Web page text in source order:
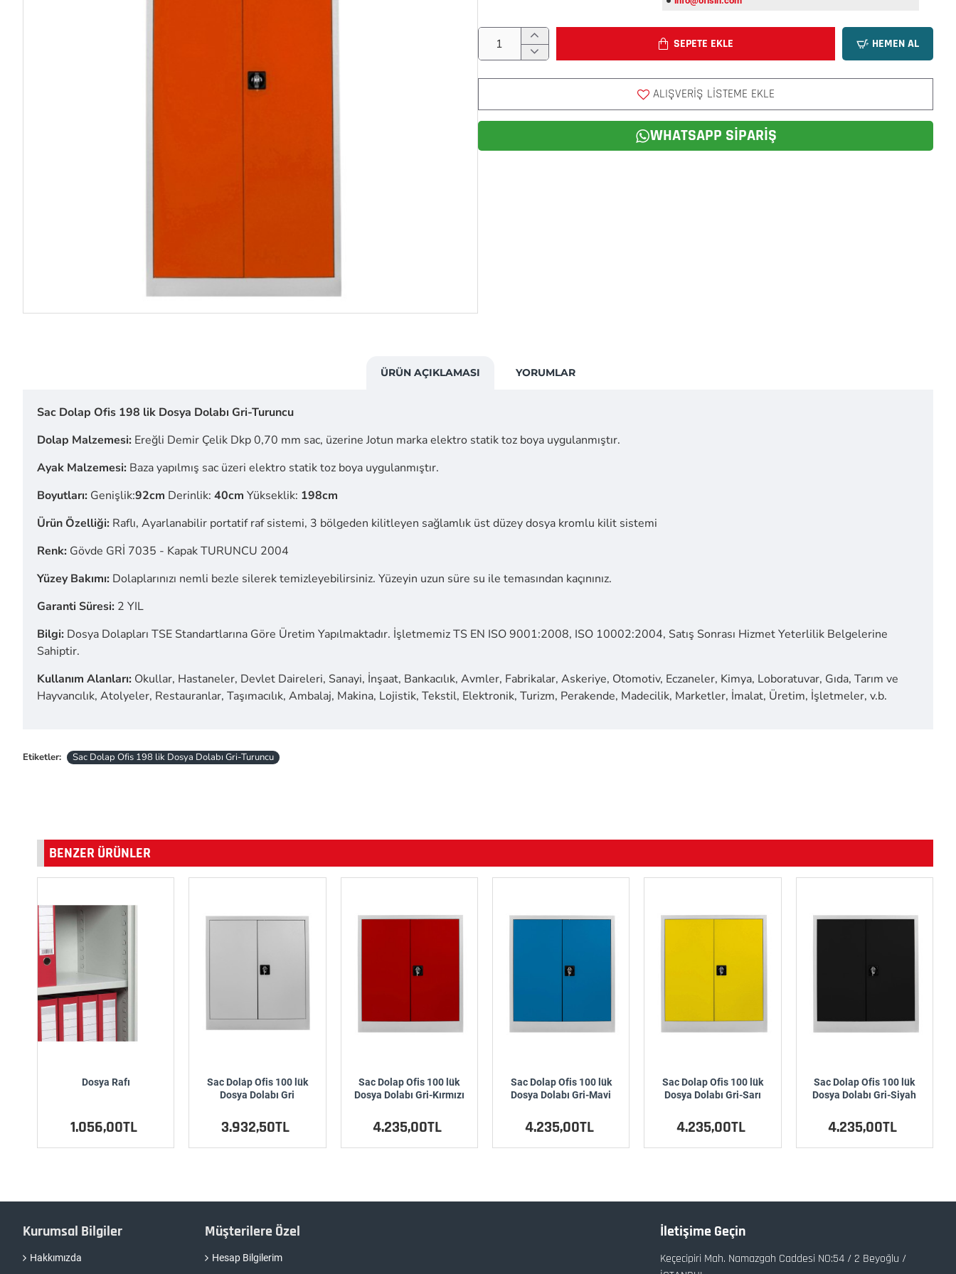
SEPETE EKLE HEMEN AL
ALIŞVERIŞ LISTEME EKLE
WHATSAPP SIPARIŞ
ÜRÜN AÇIKLAMASI YORUMLAR
Sac Dolap Ofis 198 lik Dosya Dolabı Gri-Turuncu
Dolap Malzemesi: Ereğli Demir Çelik Dkp 0,70 mm sac, üzerine Jotun marka elektro statik toz boya uygulanmıştır.
Ayak Malzemesi: Baza yapılmış sac üzeri elektro statik toz boya uygulanmıştır.
Boyutları: Genişlik:92cm Derinlik: 40cm Yükseklik: 198cm
Ürün Özelliği: Raflı, Ayarlanabilir portatif raf sistemi, 3 bölgeden kilitleyen sağlamlık üst düzey dosya kromlu kilit sistemi
Renk: Gövde GRİ 7035 - Kapak TURUNCU 2004
Yüzey Bakımı: Dolaplarınızı nemli bezle silerek temizleyebilirsiniz. Yüzeyin uzun süre su ile temasından kaçınınız.
Garanti Süresi: 2 YIL
Bilgi: Dosya Dolapları TSE Standartlarına Göre Üretim Yapılmaktadır. İşletmemiz TS EN ISO 9001:2008, ISO 10002:2004, Satış Sonrası Hizmet Yeterlilik Belgelerine
Sahiptir.
Kullanım Alanları: Okullar, Hastaneler, Devlet Daireleri, Sanayi, İnşaat, Bankacılık, Avmler, Fabrikalar, Askeriye, Otomotiv, Eczaneler, Kimya, Loboratuvar, Gıda, Tarım ve
Hayvancılık, Atolyeler, Restauranlar, Taşımacılık, Ambalaj, Makina, Lojistik, Tekstil, Elektronik, Turizm, Perakende, Madecilik, Marketler, İmalat, Üretim, İşletmeler, v.b.
Etiketler: Sac Dolap Ofis 198 lik Dosya Dolabı Gri-Turuncu
BENZER ÜRÜNLER
Dosya Rafı
1.056,00TL
Sac Dolap Ofis 100 lük
Dosya Dolabı Gri
3.932,50TL
Sac Dolap Ofis 100 lük
Dosya Dolabı Gri-Kırmızı
4.235,00TL
Sac Dolap Ofis 100 lük
Dosya Dolabı Gri-Mavi
4.235,00TL
Sac Dolap Ofis 100 lük
Dosya Dolabı Gri-Sarı
4.235,00TL
Sac Dolap Ofis 100 lük
Dosya Dolabı Gri-Siyah
4.235,00TL
Kurumsal Bilgiler
Hakkımızda
Müşterilere Özel
Hesap Bilgilerim
İletişime Geçin
Keçecipiri Mah. Namazgah Caddesi NO:54 / 2 Beyoğlu /